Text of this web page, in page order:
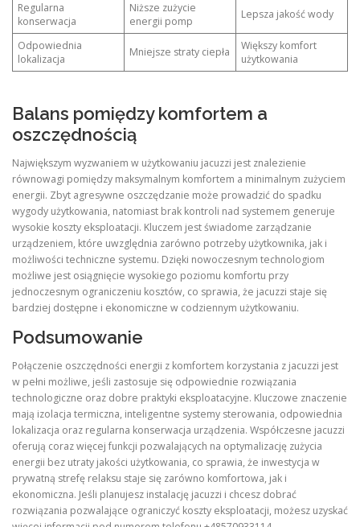
Regularna
konserwacja
Niższe zużycie
energii pomp
Lepsza jakość wody
Odpowiednia
lokalizacja
Mniejsze straty ciepła
Większy komfort
użytkowania
Balans pomiędzy komfortem a
oszczędnością
Największym wyzwaniem w użytkowaniu jacuzzi jest znalezienie
równowagi pomiędzy maksymalnym komfortem a minimalnym zużyciem
energii. Zbyt agresywne oszczędzanie może prowadzić do spadku
wygody użytkowania, natomiast brak kontroli nad systemem generuje
wysokie koszty eksploatacji. Kluczem jest świadome zarządzanie
urządzeniem, które uwzględnia zarówno potrzeby użytkownika, jak i
możliwości techniczne systemu. Dzięki nowoczesnym technologiom
możliwe jest osiągnięcie wysokiego poziomu komfortu przy
jednoczesnym ograniczeniu kosztów, co sprawia, że jacuzzi staje się
bardziej dostępne i ekonomiczne w codziennym użytkowaniu.
Podsumowanie
Połączenie oszczędności energii z komfortem korzystania z jacuzzi jest
w pełni możliwe, jeśli zastosuje się odpowiednie rozwiązania
technologiczne oraz dobre praktyki eksploatacyjne. Kluczowe znaczenie
mają izolacja termiczna, inteligentne systemy sterowania, odpowiednia
lokalizacja oraz regularna konserwacja urządzenia. Współczesne jacuzzi
oferują coraz więcej funkcji pozwalających na optymalizację zużycia
energii bez utraty jakości użytkowania, co sprawia, że inwestycja w
prywatną strefę relaksu staje się zarówno komfortowa, jak i
ekonomiczna. Jeśli planujesz instalację jacuzzi i chcesz dobrać
rozwiązania pozwalające ograniczyć koszty eksploatacji, możesz uzyskać